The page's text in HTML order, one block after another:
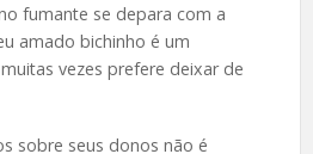
fumante se depara com a
amado bichinho é um
vezes prefere deixar de
sobre seus donos não é